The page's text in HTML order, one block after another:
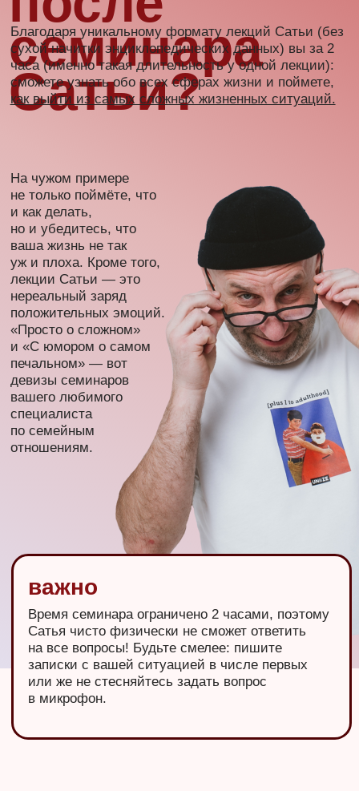
сатья в вашем
городе
сатья в вашем
городе
Купить билет
Лучше один раз увидеть, с какими эмоциями
люди выходят после семинаров Сатьи, чем
100 раз прочитать.
Еще не купили билет? Аж сюда дочитали? Скорее
заказывайте, места же не резиновые!
Отзывы
о семинарах